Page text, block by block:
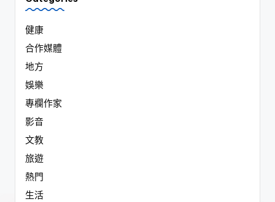
健康
合作媒體
地方
娛樂
專欄作家
影音
文教
旅遊
熱門
生活